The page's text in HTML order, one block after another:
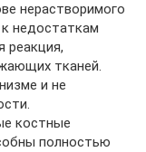
нерастворимого
недостаткам
реакция,
тканей.
и не
костные
полностью